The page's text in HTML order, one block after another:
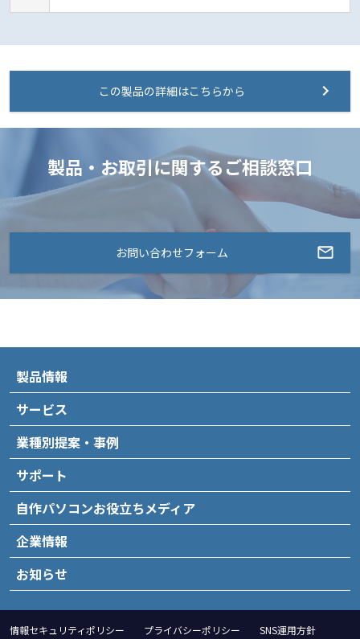
この製品の詳細はこちらから
製品・お取引に関するご相談窓口
お問い合わせフォーム
製品情報
サービス
業種別提案・事例
サポート
自作パソコンお役立ちメディア
企業情報
お知らせ
情報セキュリティポリシー プライバシーポリシー SNS運用方針